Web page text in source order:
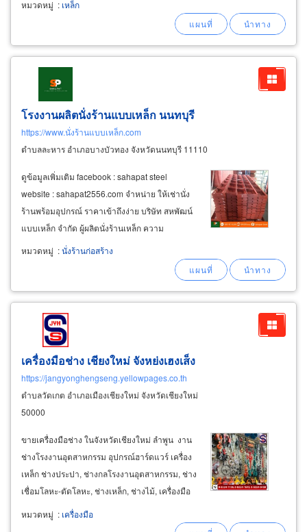
หมวดหมู่ : เหล็ก
โรงงานผลิตนั่งร้านแบบเหล็ก นนทบุรี
https://www.นั่งร้านแบบเหล็ก.com
ตำบลละหาร อำเภอบางบัวทอง จังหวัดนนทบุรี 11110
ดูข้อมูลเพิ่มเติม facebook : sahapat steel
website : sahapat2556.com จำหน่าย ให้เช่านั่ง
ร้านพร้อมอุปกรณ์ ราคาเข้าถึงง่าย บริษัท สหพัฒน์
แบบเหล็ก จำกัด ผู้ผลิตนั่งร้านเหล็ก ความ
เชี่ยวชาญกว่า 10 ปี มีจำหน่ายและให้เช่านั่งร้าน
ได้คุณภาพ มาตรฐานปลอดภัย พร้อมบริการจัดส่ง
หมวดหมู่ :นั่งร้านก่อสร้าง
เครื่องมือช่าง เชียงใหม่ จังหย่งเฮงเส็ง
https://jangyonghengseng.yellowpages.co.th
ตำบลวัดเกต อำเภอเมืองเชียงใหม่ จังหวัดเชียงใหม่
50000
ขายเครื่องมือช่าง ในจังหวัดเชียงใหม่ ลำพูน งาน
ช่างโรงงานอุตสาหกรรม อุปกรณ์ฮาร์ดแวร์ เครื่อง
เหล็ก ช่างประปา, ช่างกลโรงงานอุตสาหกรรม, ช่าง
เชื่อมโลหะ-ตัดโลหะ, ช่างเหล็ก, ช่างไม้, เครื่องมือ
เวิร์คช้อป เครื่องมือก่อสร้าง มีอุปกรณ์วัสดุเครื่องมือ
ช่าง มืออาชีพและอะไหล่บริการช่างทั่วไป จำหน่าย
หมวดหมู่ : เครื่องมือ